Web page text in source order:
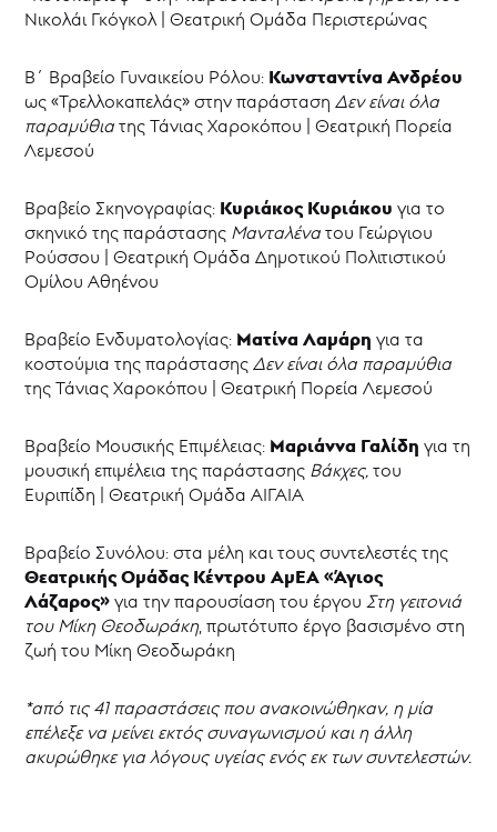
Νικολάι Γκόγκολ | Θεατρική Ομάδα Περιστερώνας
Β΄ Βραβείο Γυναικείου Ρόλου: Κωνσταντίνα Ανδρέου
ως «Τρελλοκαπελάς» στην παράστασηΔεν είναι όλα
παραμύθιατης Τάνιας Χαροκόπου | Θεατρική Πορεία
Λεμεσού
Βραβείο Σκηνογραφίας: Κυριάκος Κυριάκουγια το
σκηνικό της παράστασης Μανταλένατου Γεώργιου
Ρούσσου | Θεατρική Ομάδα Δημοτικού Πολιτιστικού
Ομίλου Αθηένου
Βραβείο Ενδυματολογίας: Ματίνα Λαμάρη για τα
κοστούμια της παράστασηςΔεν είναι όλα παραμύθια
της Τάνιας Χαροκόπου | Θεατρική Πορεία Λεμεσού
Βραβείο Μουσικής Επιμέλειας: Μαριάννα Γαλίδηγια τη
μουσική επιμέλεια της παράστασης Βάκχες,του
Ευριπίδη | Θεατρική Ομάδα ΑΙΓΑΙΑ
Βραβείο Συνόλου: στα μέλη και τους συντελεστές της
Θεατρικής Ομάδας Κέντρου ΑμΕΑ «Άγιος
Λάζαρος» για την παρουσίαση του έργουΣτη γειτονιά
του Μίκη Θεοδωράκη, πρωτότυπο έργο βασισμένο στη
ζωή του Μίκη Θεοδωράκη
*από τις 41 παραστάσεις που ανακοινώθηκαν, η μία
επέλεξε να μείνει εκτός συναγωνισμού και η άλλη
ακυρώθηκε για λόγους υγείας ενός εκ των συντελεστών.